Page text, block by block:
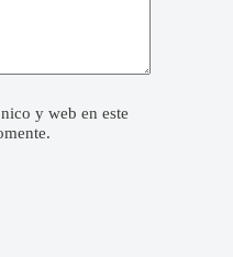
y web en este